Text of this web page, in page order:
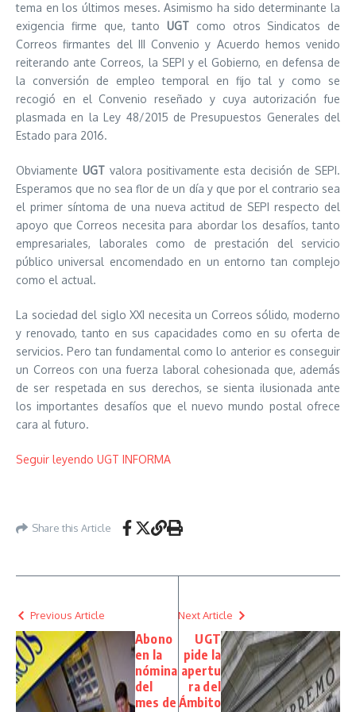
tema en los últimos meses. Asimismo ha sido determinante la
exigencia firme que, tanto UGT como otros Sindicatos de
Correos firmantes del III Convenio y Acuerdo hemos venido
reiterando ante Correos, la SEPI y el Gobierno, en defensa de
la conversión de empleo temporal en fijo tal y como se
recogió en el Convenio reseñado y cuya autorización fue
plasmada en la Ley 48/2015 de Presupuestos Generales del
Estado para 2016.
Obviamente UGT valora positivamente esta decisión de SEPI.
Esperamos que no sea flor de un día y que por el contrario sea
el primer síntoma de una nueva actitud de SEPI respecto del
apoyo que Correos necesita para abordar los desafíos, tanto
empresariales, laborales como de prestación del servicio
público universal encomendado en un entorno tan complejo
como el actual.
La sociedad del siglo XXI necesita un Correos sólido, moderno
y renovado, tanto en sus capacidades como en su oferta de
servicios. Pero tan fundamental como lo anterior es conseguir
un Correos con una fuerza laboral cohesionada que, además
de ser respetada en sus derechos, se sienta ilusionada ante
los importantes desafíos que el nuevo mundo postal ofrece
cara al futuro.
Seguir leyendo UGT INFORMA
Share this Article
Previous Article
Abono
en la
nómina
del
mes de
Next Article
UGT
pide la
apertu
ra del
Ámbito